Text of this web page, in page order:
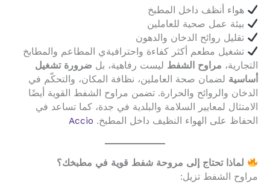
هواء أنظف داخل المطبخ
بيئة عمل صحية للعاملين
تقليل روائح الدخان والدهون
تشغيل مطعم أكثر كفاءة واحترافيةي المطاعم والمطابخ
التجارية، مراوح الشفط ليست رفاهية، بل ضرورة تشغيل
أساسية لضمان صحة العاملين، نظافة المكان، والتحكّم في
الدخان والروائح والحرارة. تضمن مراوح الشفط القوية أيضًا
الامتثال لمعايير السلامة والبلدية في جدة، كما تساعد في
الحفاظ على الهواء النظيف داخل المطبخ. Accio
لماذا تحتاج إلى مروحة شفط قوية في مطبخك؟
مراوح الشفط تزيل: